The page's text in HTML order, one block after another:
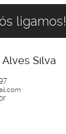
ligamos!
Silva